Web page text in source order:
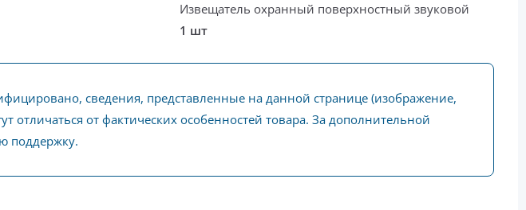
Извещатель охранный поверхностный звуковой
1 шт
сведения, представленные на данной странице (изображение,
отличаться от фактических особенностей товара. За дополнительной
поддержку.